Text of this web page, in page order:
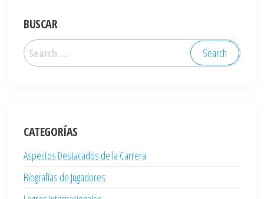
BUSCAR
Search
for:
CATEGORÍAS
Aspectos Destacados de la Carrera
Biografías de Jugadores